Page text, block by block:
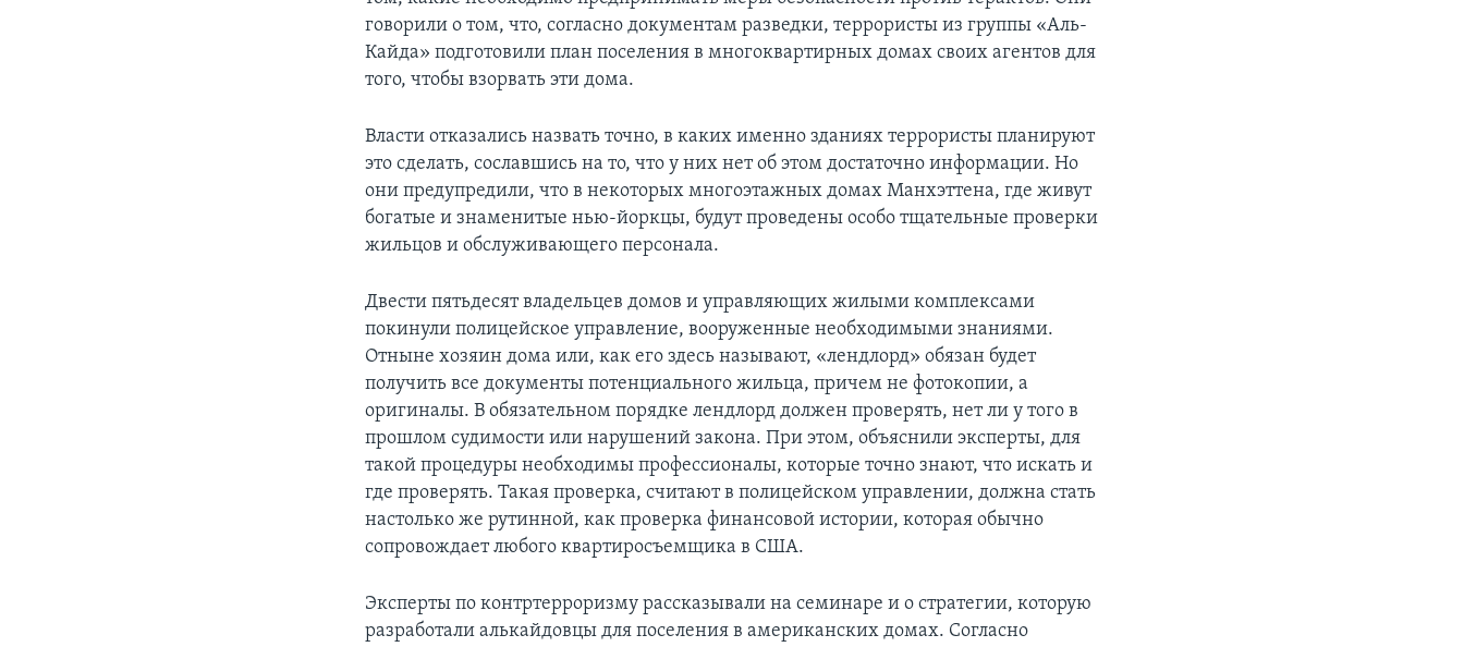
говорили о том, что, согласно документам разведки, террористы из группы «Аль-
Кайда» подготовили план поселения в многоквартирных домах своих агентов для
того, чтобы взорвать эти дома.
Власти отказались назвать точно, в каких именно зданиях террористы планируют
это сделать, сославшись на то, что у них нет об этом достаточно информации. Но
они предупредили, что в некоторых многоэтажных домах Манхэттена, где живут
богатые и знаменитые нью-йоркцы, будут проведены особо тщательные проверки
жильцов и обслуживающего персонала.
Двести пятьдесят владельцев домов и управляющих жилыми комплексами
покинули полицейское управление, вооруженные необходимыми знаниями.
Отныне хозяин дома или, как его здесь называют, «лендлорд» обязан будет
получить все документы потенциального жильца, причем не фотокопии, а
оригиналы. В обязательном порядке лендлорд должен проверять, нет ли у того в
прошлом судимости или нарушений закона. При этом, объяснили эксперты, для
такой процедуры необходимы профессионалы, которые точно знают, что искать и
где проверять. Такая проверка, считают в полицейском управлении, должна стать
настолько же рутинной, как проверка финансовой истории, которая обычно
сопровождает любого квартиросъемщика в США.
Эксперты по контртерроризму рассказывали на семинаре и о стратегии, которую
разработали алькайдовцы для поселения в американских домах. Согласно